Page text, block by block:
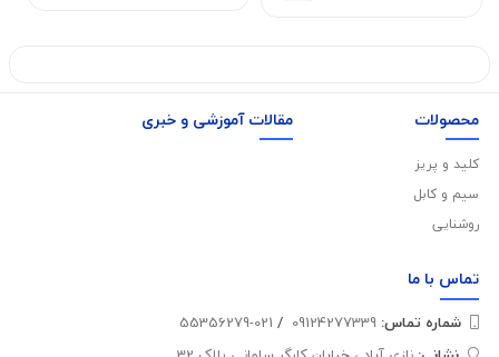
محصولات
کلید و پریز
سیم و کابل
روشنایی
مقالات آموزشی و خبری
تماس با ما
شماره تماس‌: /
021-55356279